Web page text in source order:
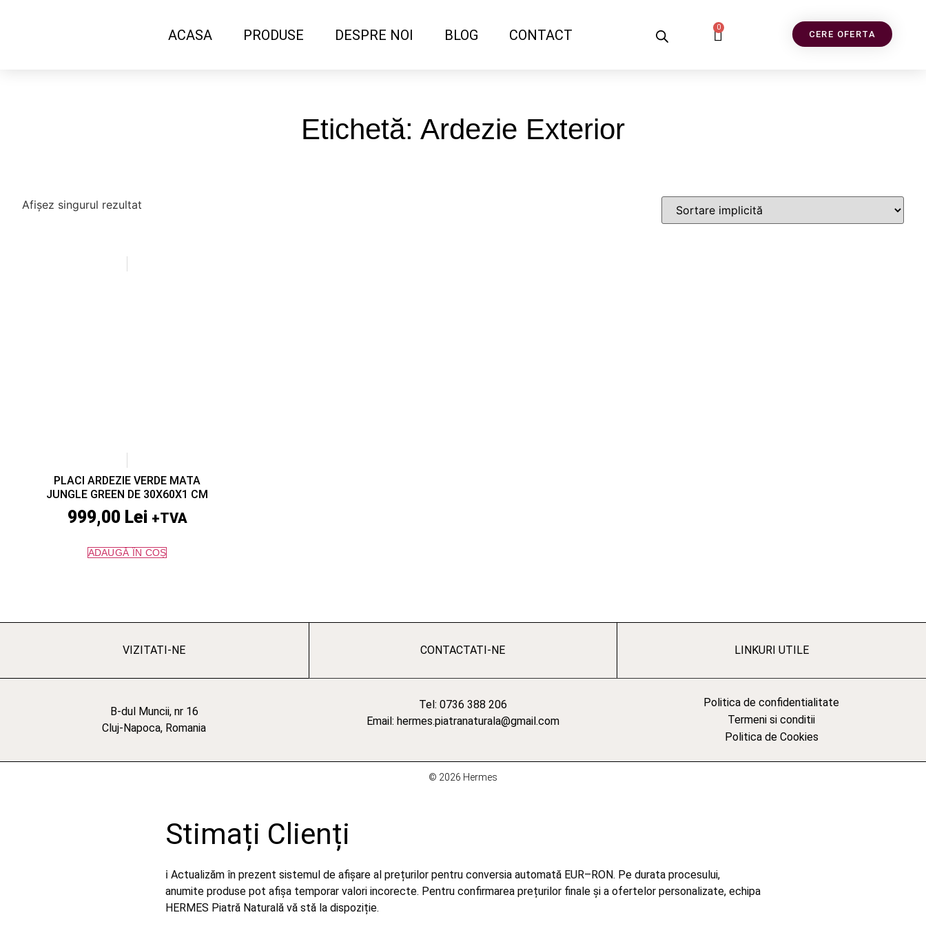
ACASA PRODUSE DESPRE NOI BLOG CONTACT 0
CERE OFERTA
Etichetă: Ardezie Exterior
Afișez singurul rezultat
PLACI ARDEZIE VERDE MATA
JUNGLE GREEN DE 30X60X1 CM
999,00 Lei +TVA
ADAUGĂ ÎN COȘ
VIZITATI-NE
B-dul Muncii, nr 16
Cluj-Napoca, Romania
CONTACTATI-NE
Tel: 0736 388 206
Email: hermes.piatranaturala@gmail.com
LINKURI UTILE
Politica de confidentialitate
Termeni si conditii
Politica de Cookies
© 2026 Hermes
Stimați Clienți
ℹ️ Actualizăm în prezent sistemul de afișare al prețurilor pentru conversia automată EUR–RON. Pe durata procesului,
anumite produse pot afișa temporar valori incorecte. Pentru confirmarea prețurilor finale și a ofertelor personalizate, echipa
HERMES Piatră Naturală vă stă la dispoziție.